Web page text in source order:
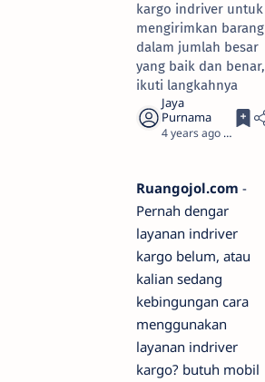
kargo indriver untuk
mengirimkan barang
dalam jumlah besar
yang baik dan benar,
ikuti langkahnya
4 years ago 3
Ruangojol.com -
Pernah dengar
layanan indriver
kargo belum, atau
kalian sedang
kebingungan cara
menggunakan
layanan indriver
kargo? butuh mobil